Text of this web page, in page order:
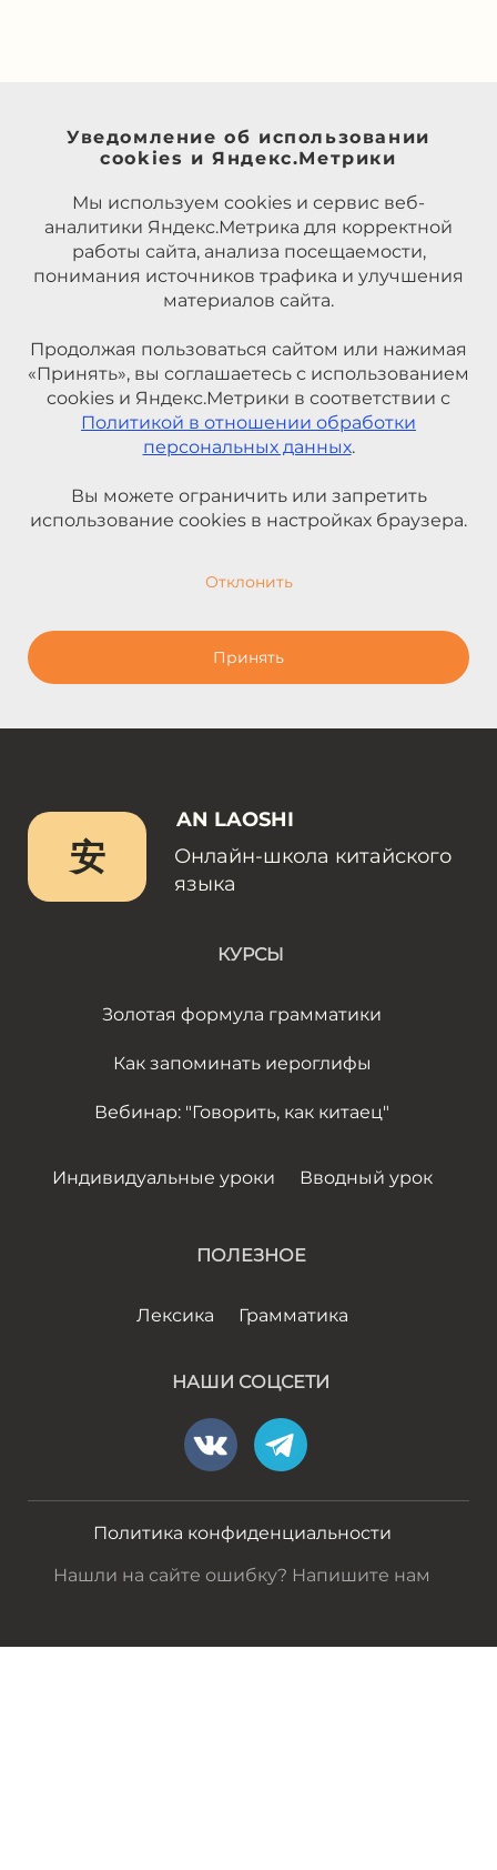
Уведомление об использовании
cookies и Яндекс.Метрики
Мы используем cookies и сервис веб-
аналитики Яндекс.Метрика для корректной
работы сайта, анализа посещаемости,
понимания источников трафика и улучшения
материалов сайта.
Продолжая пользоваться сайтом или нажимая
«Принять», вы соглашаетесь с использованием
cookies и Яндекс.Метрики в соответствии с
Политикой в отношении обработки
персональных данных.
Вы можете ограничить или запретить
использование cookies в настройках браузера.
Отклонить
Принять
安
AN LAOSHI
Онлайн-школа китайского
языка
КУРСЫ
Золотая формула грамматики
Как запоминать иероглифы
Вебинар: "Говорить, как китаец"
Индивидуальные уроки Вводный урок
ПОЛЕЗНОЕ
Лексика Грамматика
НАШИ СОЦСЕТИ
Политика конфиденциальности
Нашли на сайте ошибку? Напишите нам